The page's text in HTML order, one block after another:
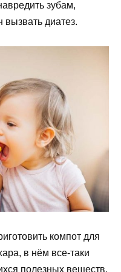
зубам,
вызвать диатез.
компот для
в нём все-таки
полезных веществ,